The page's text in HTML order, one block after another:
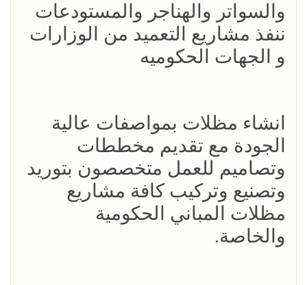
والسواتر والهناجر والمستودعات
ننفذ مشاريع التعميد من الوزارات
و الجهات الحكوميه
انشاء مظلات بمواصفات عالية
الجودة مع تقديم مخططات
وتصاميم للعمل متخصصون بتوريد
وتصنيع وتركيب كافة مشاريع
مظلات المباني الحكومية
والخاصة.